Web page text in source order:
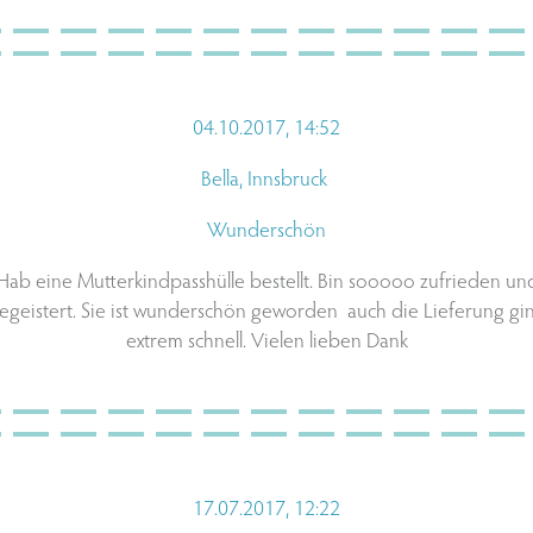
04.10.2017, 14:52
Bella, Innsbruck
Wunderschön
eine Mutterkindpasshülle bestellt. Bin sooooo zufrieden
Sie ist wunderschön geworden auch die Lieferung
extrem schnell. Vielen lieben Dank
17.07.2017, 12:22